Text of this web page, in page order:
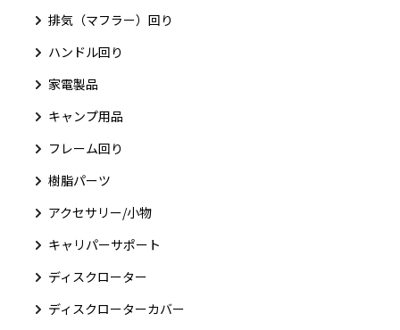
排気（マフラー）回り
ハンドル回り
家電製品
キャンプ用品
フレーム回り
樹脂パーツ
アクセサリー/小物
キャリパーサポート
ディスクローター
ディスクローターカバー